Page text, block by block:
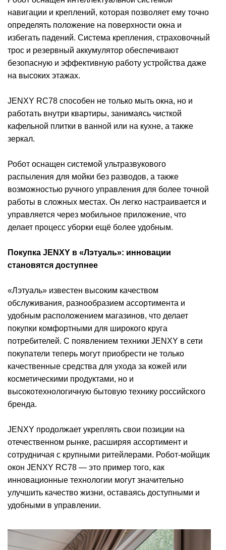
навигации и креплений, которая позволяет ему точно
определять положение на поверхности окна и
избегать падений. Система крепления, страховочный
трос и резервный аккумулятор обеспечивают
безопасную и эффективную работу устройства даже
на высоких этажах.
JENXY RC78 способен не только мыть окна, но и
работать внутри квартиры, занимаясь чисткой
кафельной плитки в ванной или на кухне, а также
зеркал.
Робот оснащен системой ультразвукового
распыления для мойки без разводов, а также
возможностью ручного управления для более точной
работы в сложных местах. Он легко настраивается и
управляется через мобильное приложение, что
делает процесс уборки ещё более удобным.
Покупка JENXY в «Лэтуаль»: инновации
становятся доступнее
«Лэтуаль» известен высоким качеством
обслуживания, разнообразием ассортимента и
удобным расположением магазинов, что делает
покупки комфортными для широкого круга
потребителей. С появлением техники JENXY в сети
покупатели теперь могут приобрести не только
качественные средства для ухода за кожей или
косметическими продуктами, но и
высокотехнологичную бытовую технику российского
бренда.
JENXY продолжает укреплять свои позиции на
отечественном рынке, расширяя ассортимент и
сотрудничая с крупными ритейлерами. Робот-мойщик
окон JENXY RC78 — это пример того, как
инновационные технологии могут значительно
улучшить качество жизни, оставаясь доступными и
удобными в управлении.